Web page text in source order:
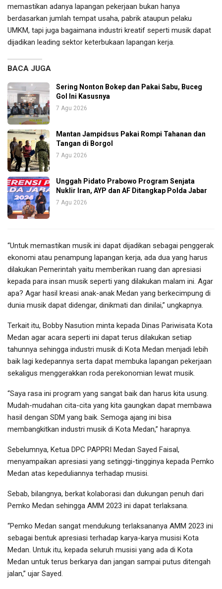
memastikan adanya lapangan pekerjaan bukan hanya
berdasarkan jumlah tempat usaha, pabrik ataupun pelaku
UMKM, tapi juga bagaimana industri kreatif seperti musik dapat
dijadikan leading sektor keterbukaan lapangan kerja.
BACA JUGA
Sering Nonton Bokep dan Pakai Sabu, Buceg
Gol Ini Kasusnya
7 Agu 2026
Mantan Jampidsus Pakai Rompi Tahanan dan
Tangan di Borgol
7 Agu 2026
Unggah Pidato Prabowo Program Senjata
Nuklir Iran, AYP dan AF Ditangkap Polda Jabar
7 Agu 2026
“Untuk memastikan musik ini dapat dijadikan sebagai penggerak
ekonomi atau penampung lapangan kerja, ada dua yang harus
dilakukan Pemerintah yaitu memberikan ruang dan apresiasi
kepada para insan musik seperti yang dilakukan malam ini. Agar
apa? Agar hasil kreasi anak-anak Medan yang berkecimpung di
dunia musik dapat didengar, dinikmati dan dinilai,” ungkapnya.
Terkait itu, Bobby Nasution minta kepada Dinas Pariwisata Kota
Medan agar acara seperti ini dapat terus dilakukan setiap
tahunnya sehingga industri musik di Kota Medan menjadi lebih
baik lagi kedepannya serta dapat membuka lapangan pekerjaan
sekaligus menggerakkan roda perekonomian lewat musik.
“Saya rasa ini program yang sangat baik dan harus kita usung.
Mudah-mudahan cita-cita yang kita gaungkan dapat membawa
hasil dengan SDM yang baik. Semoga ajang ini bisa
membangkitkan industri musik di Kota Medan,” harapnya.
Sebelumnya, Ketua DPC PAPPRI Medan Sayed Faisal,
menyampaikan apresiasi yang setinggi-tingginya kepada Pemko
Medan atas kepeduliannya terhadap musisi.
Sebab, bilangnya, berkat kolaborasi dan dukungan penuh dari
Pemko Medan sehingga AMM 2023 ini dapat terlaksana.
“Pemko Medan sangat mendukung terlaksananya AMM 2023 ini
sebagai bentuk apresiasi terhadap karya-karya musisi Kota
Medan. Untuk itu, kepada seluruh musisi yang ada di Kota
Medan untuk terus berkarya dan jangan sampai putus ditengah
jalan,” ujar Sayed.